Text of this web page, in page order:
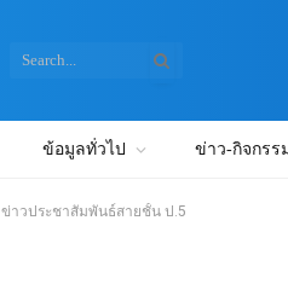
ข้อมูลทั่วไป ข่าว-กิจกรร
ข่าวประชาสัมพันธ์สายชั้น ป.5